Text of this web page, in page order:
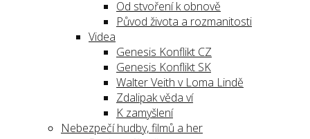
Od stvoření k obnově
Původ života a rozmanitosti
Videa
Genesis Konflikt CZ
Genesis Konflikt SK
Walter Veith v Loma Lindě
Zdalipak věda ví
K zamyšlení
Nebezpečí hudby, filmů a her